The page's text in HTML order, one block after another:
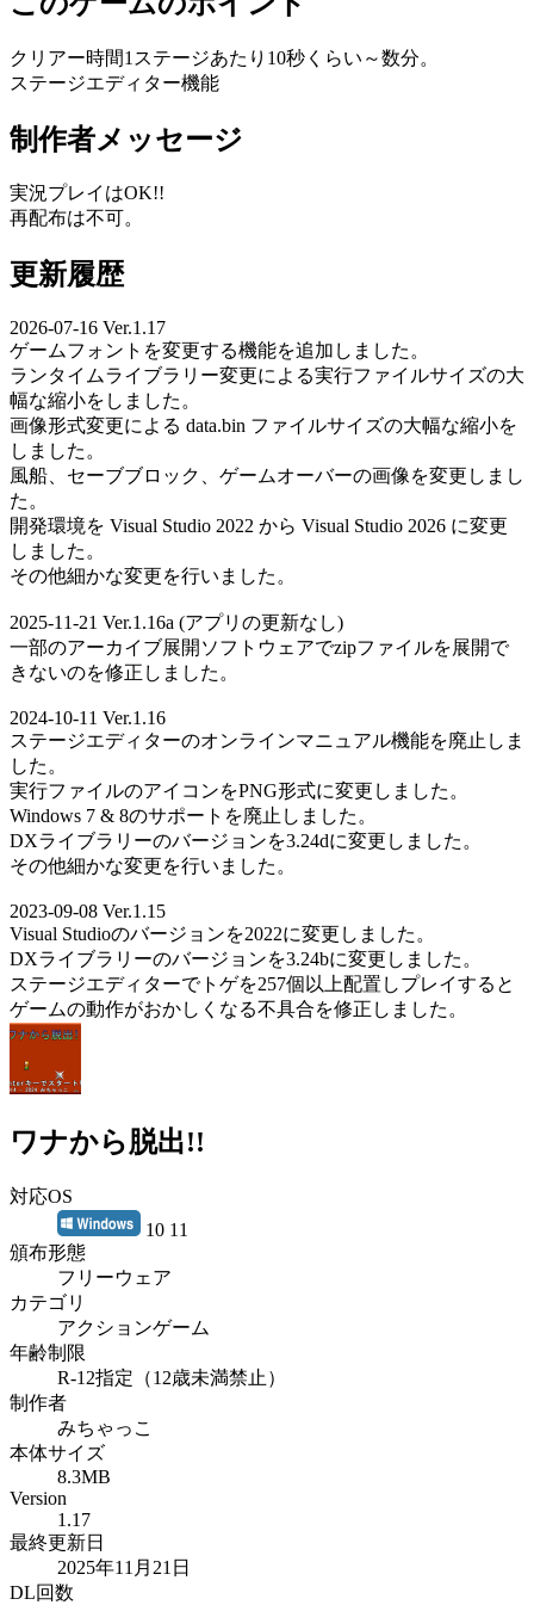
クリアー時間1ステージあたり10秒くらい～数分。
ステージエディター機能
制作者メッセージ
実況プレイはOK!!
再配布は不可。
更新履歴
2026-07-16 Ver.1.17
ゲームフォントを変更する機能を追加しました。
ランタイムライブラリー変更による実行ファイルサイズの大
幅な縮小をしました。
画像形式変更による data.bin ファイルサイズの大幅な縮小を
しました。
風船、セーブブロック、ゲームオーバーの画像を変更しまし
た。
開発環境を Visual Studio 2022 から Visual Studio 2026 に変更
しました。
その他細かな変更を行いました。
2025-11-21 Ver.1.16a (アプリの更新なし)
一部のアーカイブ展開ソフトウェアでzipファイルを展開で
きないのを修正しました。
2024-10-11 Ver.1.16
ステージエディターのオンラインマニュアル機能を廃止しま
した。
実行ファイルのアイコンをPNG形式に変更しました。
Windows 7 & 8のサポートを廃止しました。
DXライブラリーのバージョンを3.24dに変更しました。
その他細かな変更を行いました。
2023-09-08 Ver.1.15
Visual Studioのバージョンを2022に変更しました。
DXライブラリーのバージョンを3.24bに変更しました。
ステージエディターでトゲを257個以上配置しプレイすると
ゲームの動作がおかしくなる不具合を修正しました。
ワナから脱出!!
対応OS
10 11
頒布形態
フリーウェア
カテゴリ
アクションゲーム
年齢制限
R-12指定（12歳未満禁止）
制作者
みちゃっこ
本体サイズ
8.3MB
Version
1.17
最終更新日
2025年11月21日
DL回数